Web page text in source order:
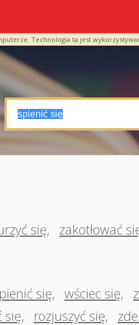
Technologia ta jest
się, zakotłować
się, wściec się,
się, rozjuszyć się,